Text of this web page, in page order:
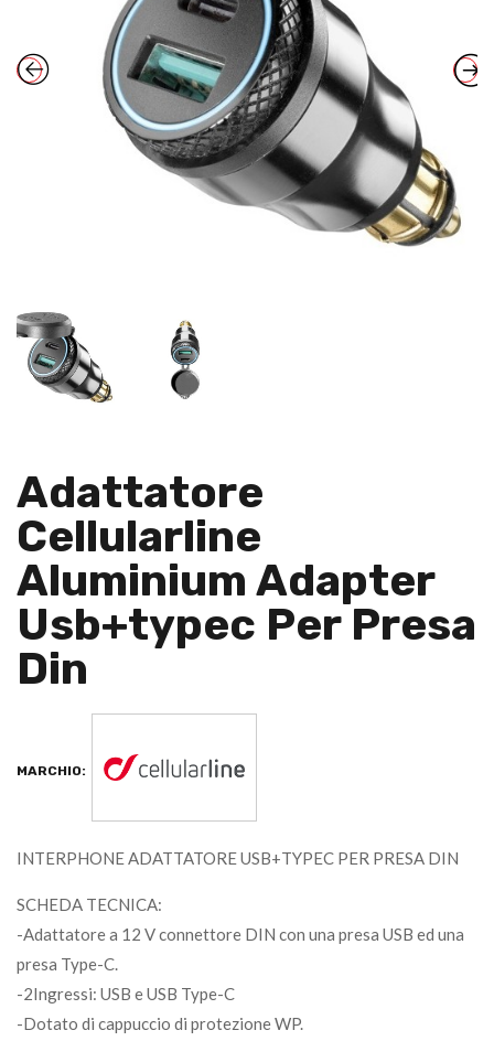
Adattatore
Cellularline
Aluminium Adapter
Usb+typec Per Presa
Din
MARCHIO:
INTERPHONE ADATTATORE USB+TYPEC PER PRESA DIN
SCHEDA TECNICA:
-Adattatore a 12 V connettore DIN con una presa USB ed una
presa Type-C.
-2Ingressi: USB e USB Type-C
-Dotato di cappuccio di protezione WP.